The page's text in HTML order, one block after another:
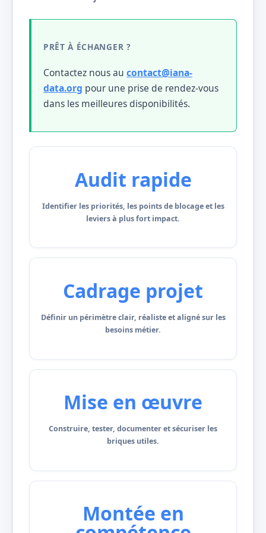
PRÊT À ÉCHANGER ?
Contactez nous au contact@iana-
data.org pour une prise de rendez-vous
dans les meilleures disponibilités.
Audit rapide
Identifier les priorités, les points de blocage et les
leviers à plus fort impact.
Cadrage projet
Définir un périmètre clair, réaliste et aligné sur les
besoins métier.
Mise en œuvre
Construire, tester, documenter et sécuriser les
briques utiles.
Montée en